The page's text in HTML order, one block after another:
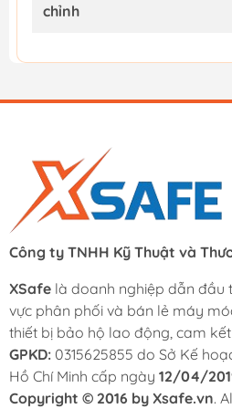
chỉnh
Công ty TNHH Kỹ Thuật và
XSafe là doanh nghiệp dẫn đầu
vực phân phối và bán lẻ máy
thiết bị bảo hộ lao động, cam kết
GPKD: 0315625855 do Sở Kế
Hồ Chí Minh cấp ngày 12/04/
Copyright © 2016 by Xsafe.vn.